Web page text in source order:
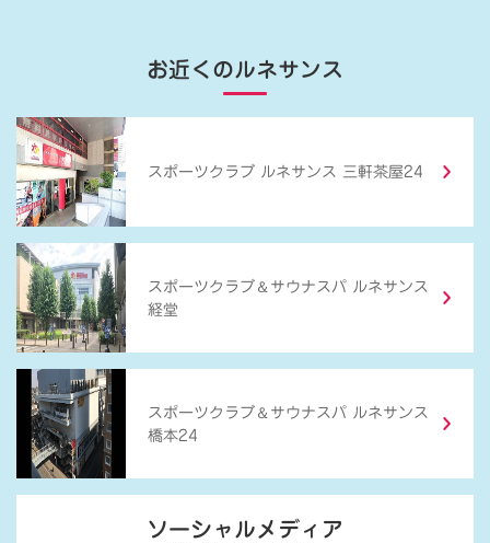
お近くのルネサンス
スポーツクラブ ルネサンス 三軒茶屋24
スポーツクラブ ＆ サウナスパ ルネサンス
経堂
スポーツクラブ ＆ サウナスパ ルネサンス
橋本24
ソーシャルメディア